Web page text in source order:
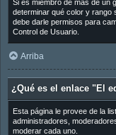
Si es miembro de más de un
determinar qué color y rango
debe darle permisos para
Control de Usuario.
Arriba
¿Qué es el enlace "El
Esta página le provee de la
administradores,
moderar cada uno.